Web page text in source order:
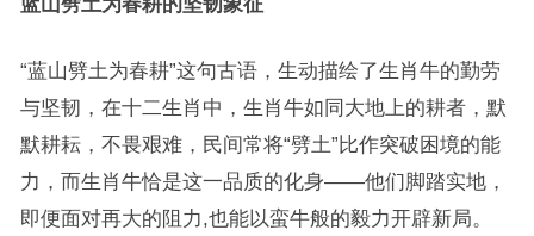
“蓝山劈土为春耕”这句古语，生动描绘了生肖牛的勤劳
与坚韧，在十二生肖中，生肖牛如同大地上的耕者，默
默耕耘，不畏艰难，民间常将“劈土”比作突破困境的能
力，而生肖牛恰是这一品质的化身——他们脚踏实地，
即便面对再大的阻力,也能以蛮牛般的毅力开辟新局。